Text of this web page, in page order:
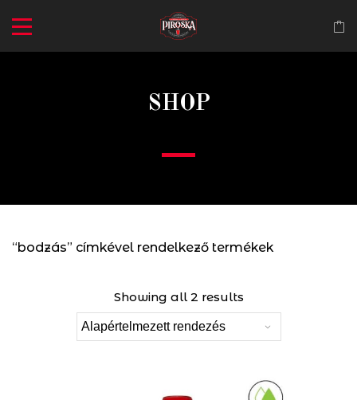
SHOP
“bodzás” címkével rendelkező termékek
Showing all 2 results